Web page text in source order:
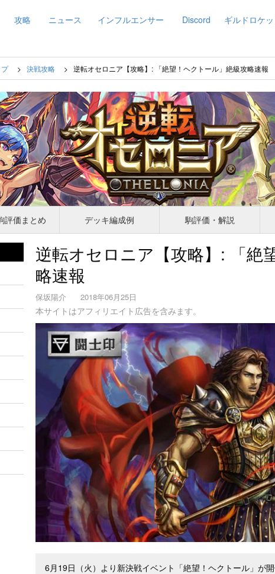
攻略 ニュース インフルエンサー Discord ギルドロケッ
決戦攻略 逆転オセロニア【攻略】: 「絶望！ヘクトール」絶級攻略速報
評価まとめ デッキ編成例 駒評価・解説
逆転オセロニア【攻略】: 「絶
略速報
保坂陽介 2018年06月25日
本サイトはアフィリエイト広告を含みます。
6月19日（火）より新決戦イベント「絶望！ヘクトール」が